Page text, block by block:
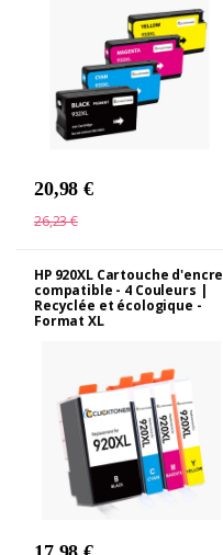
20,98 €
26,23 €
HP 920XL Cartouche d'encre
compatible - 4 Couleurs |
Recyclée et écologique -
Format XL